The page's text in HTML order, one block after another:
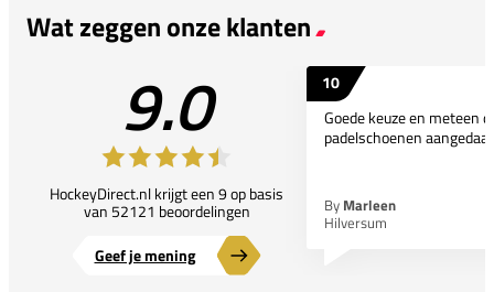
Wat zeggen onze klanten
9.0
HockeyDirect.nl krijgt een 9 op basis
van 52121 beoordelingen
Geef je mening
10
Goede keuze en meteen
padelschoenen
By Marleen
Hilversum